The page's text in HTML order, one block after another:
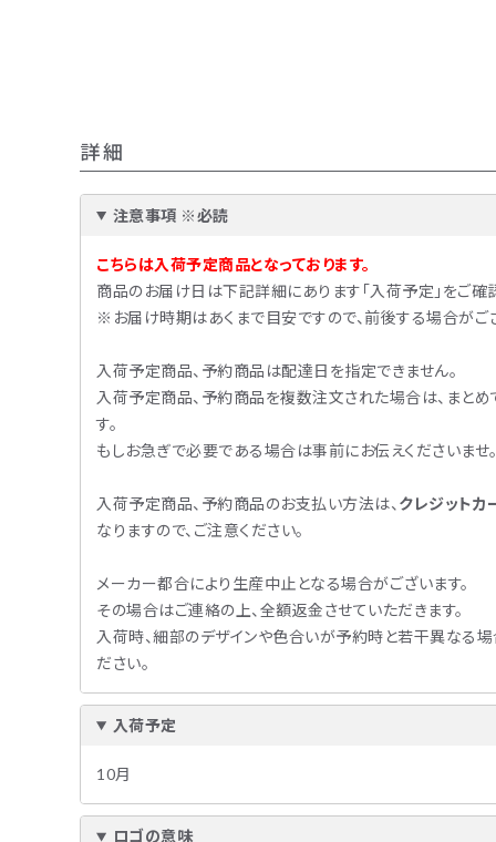
詳細
注意事項 ※必読
こちらは入荷予定商品となっております。
商品のお届け日は下記詳細にあります「入荷予定」をご確
※お届け時期はあくまで目安ですので、前後する場合がご
入荷予定商品、予約商品は配達日を指定できません。
入荷予定商品、予約商品を複数注文された場合は、まとめ
す。
もしお急ぎで必要である場合は事前にお伝えくださいませ。
入荷予定商品、予約商品のお支払い方法は、 クレジットカ
なりますので、ご注意ください。
メーカー都合により生産中止となる場合がございます。
その場合はご連絡の上、全額返金させていただきます。
入荷時、細部のデザインや色合いが予約時と若干異なる場
ださい。
入荷予定
10月
ロゴの意味